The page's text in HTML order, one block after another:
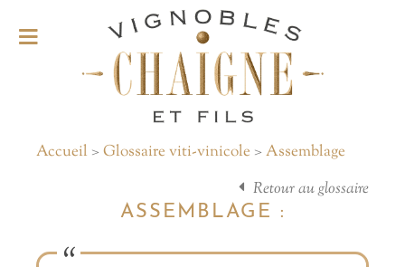
Accueil > Glossaire viti-vinicole > Assemblage
Retour au glossaire
ASSEMBLAGE :